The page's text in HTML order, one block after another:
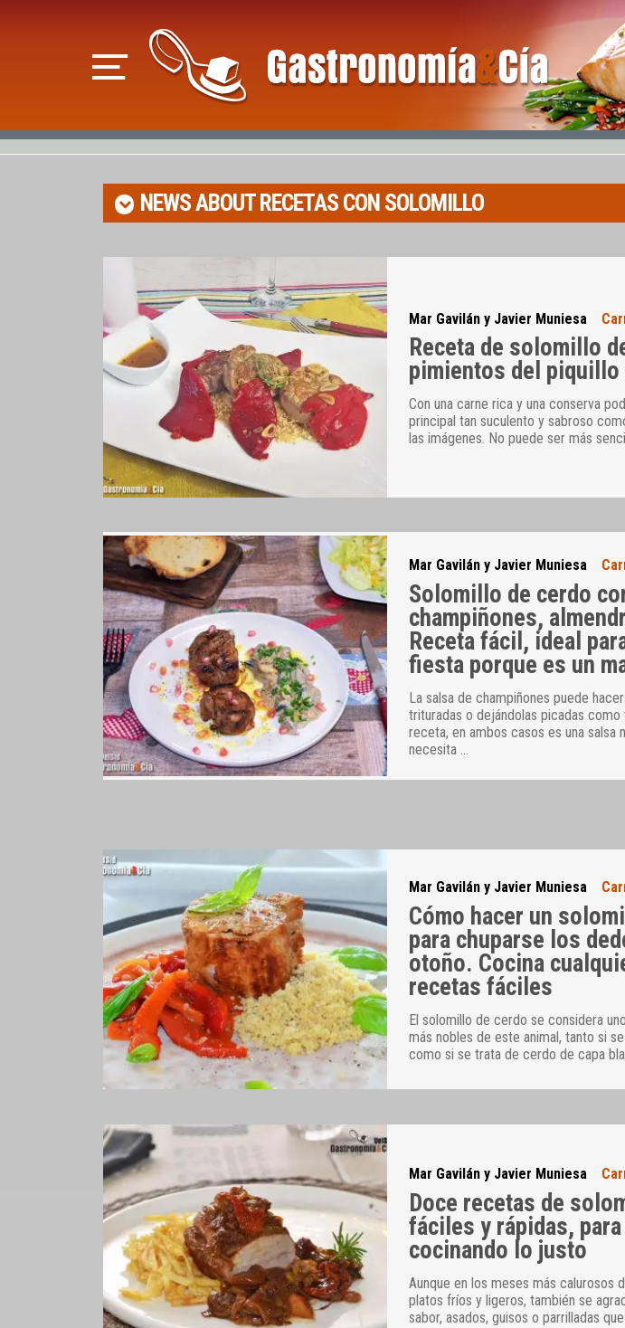
NEWS ABOUTRECETAS CON SOLOMILLO
Mar Gavilán y Javier Muniesa
Receta de solomillo
pimientos del
Con una carne rica y una conserva
principal tan suculento y sabroso
las imágenes. No puede ser más
Mar Gavilán y Javier Muniesa
Solomillo de cerdo
champiñones,
Receta fácil, ideal
fiesta porque es un
La salsa de champiñones puede
trituradas o dejándolas picadas
receta, en ambos casos es una salsa
necesita …
Mar Gavilán y Javier Muniesa
Cómo hacer un
para chuparse los
otoño. Cocina
recetas fáciles
El solomillo de cerdo se considera
más nobles de este animal, tanto si
como si se trata de cerdo de capa
Mar Gavilán y Javier Muniesa
Doce recetas de
fáciles y rápidas,
cocinando lo justo
Aunque en los meses más calurosos
platos fríos y ligeros, también se
sabor, asados, guisos o parrilladas